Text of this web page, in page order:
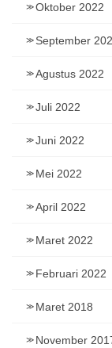
Oktober 2022
September
Agustus 2022
Juli 2022
Juni 2022
Mei 2022
April 2022
Maret 2022
Februari 2022
Maret 2018
November